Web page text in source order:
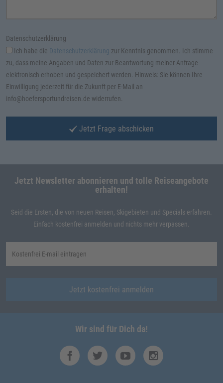
Datenschutzerklärung
Ich habe die Datenschutzerklärung zur Kenntnis genommen. Ich stimme
zu, dass meine Angaben und Daten zur Beantwortung meiner Anfrage
elektronisch erhoben und gespeichert werden. Hinweis: Sie können Ihre
Einwilligung jederzeit für die Zukunft per E-Mail an
info@hoefersportundreisen.de widerrufen.
Jetzt Frage abschicken
Jetzt Newsletter abonnieren und tolle Reiseangebote
erhalten!
Seid die Ersten, die von neuen Reisen, Skigebieten und Specials erfahren.
Einfach kostenfrei anmelden und nichts mehr verpassen.
Jetzt kostenfrei anmelden
Wir sind für Dich da!